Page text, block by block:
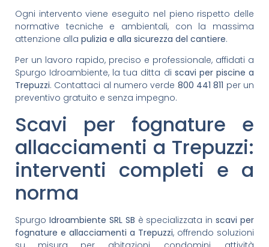
Ogni intervento viene eseguito nel pieno rispetto delle
normative tecniche e ambientali, con la massima
attenzione alla pulizia e alla sicurezza del cantiere.
Per un lavoro rapido, preciso e professionale, affidati a
Spurgo Idroambiente, la tua ditta di scavi per piscine a
Trepuzzi. Contattaci al numero verde 800 441 811 per un
preventivo gratuito e senza impegno.
Scavi per fognature e
allacciamenti a Trepuzzi:
interventi completi e a
norma
Spurgo Idroambiente SRL SB è specializzata inscavi per
fognature e allacciamenti a Trepuzzi, offrendo soluzioni